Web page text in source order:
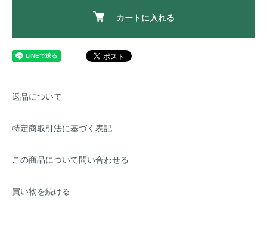
カートに入れる
返品について
特定商取引法に基づく表記
この商品について問い合わせる
買い物を続ける